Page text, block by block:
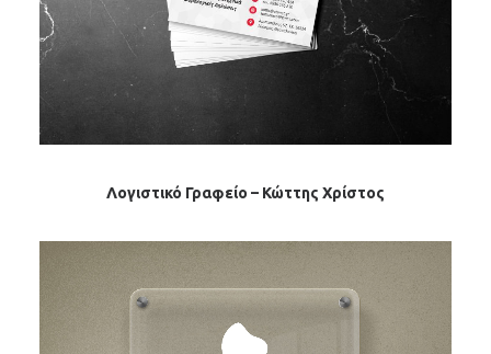
Λογιστικό Γραφείο – Κώττης Χρίστος